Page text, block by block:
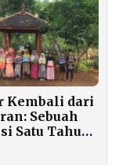
Kembali dari
Sebuah
Satu Tahun